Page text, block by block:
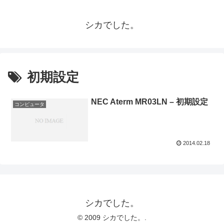
シカでした。
初期設定
コンピュータ NEC Aterm MR03LN – 初期設定
2014.02.18
シカでした。
© 2009 シカでした。.